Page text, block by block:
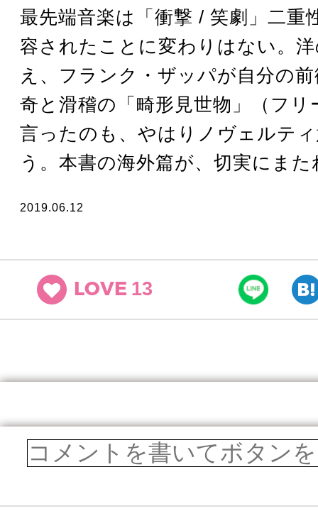
最先端音楽は「衝撃 / 笑劇」二重
容されたことに変わりはない。
え、フランク・ザッパが自分の
奇と滑稽の「畸形見世物」（フリ
言ったのも、やはりノヴェルテ
う。本書の海外篇が、切実にまた
2019.06.12
LOVE 13